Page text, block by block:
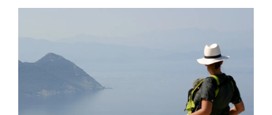
Rechercher:
Qui suis-je ?